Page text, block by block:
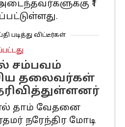
₹1
படித்து விட்டீர்கள்
சம்பவம்
தலைவர்கள்
தாம் வேதனை
நரேந்திர மோடி